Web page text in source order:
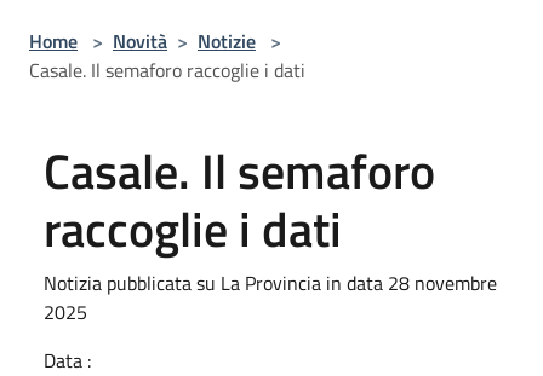
Home > Novità > Notizie >
Casale. Il semaforo raccoglie i dati
Casale. Il semaforo
raccoglie i dati
Notizia pubblicata su La Provincia in data 28 novembre
2025
Data :